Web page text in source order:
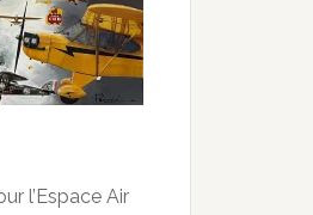
l’Espace Air